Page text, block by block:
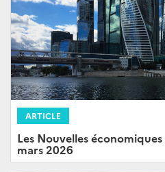
ARTICLE
Les Nouvelles économiques
mars 2026